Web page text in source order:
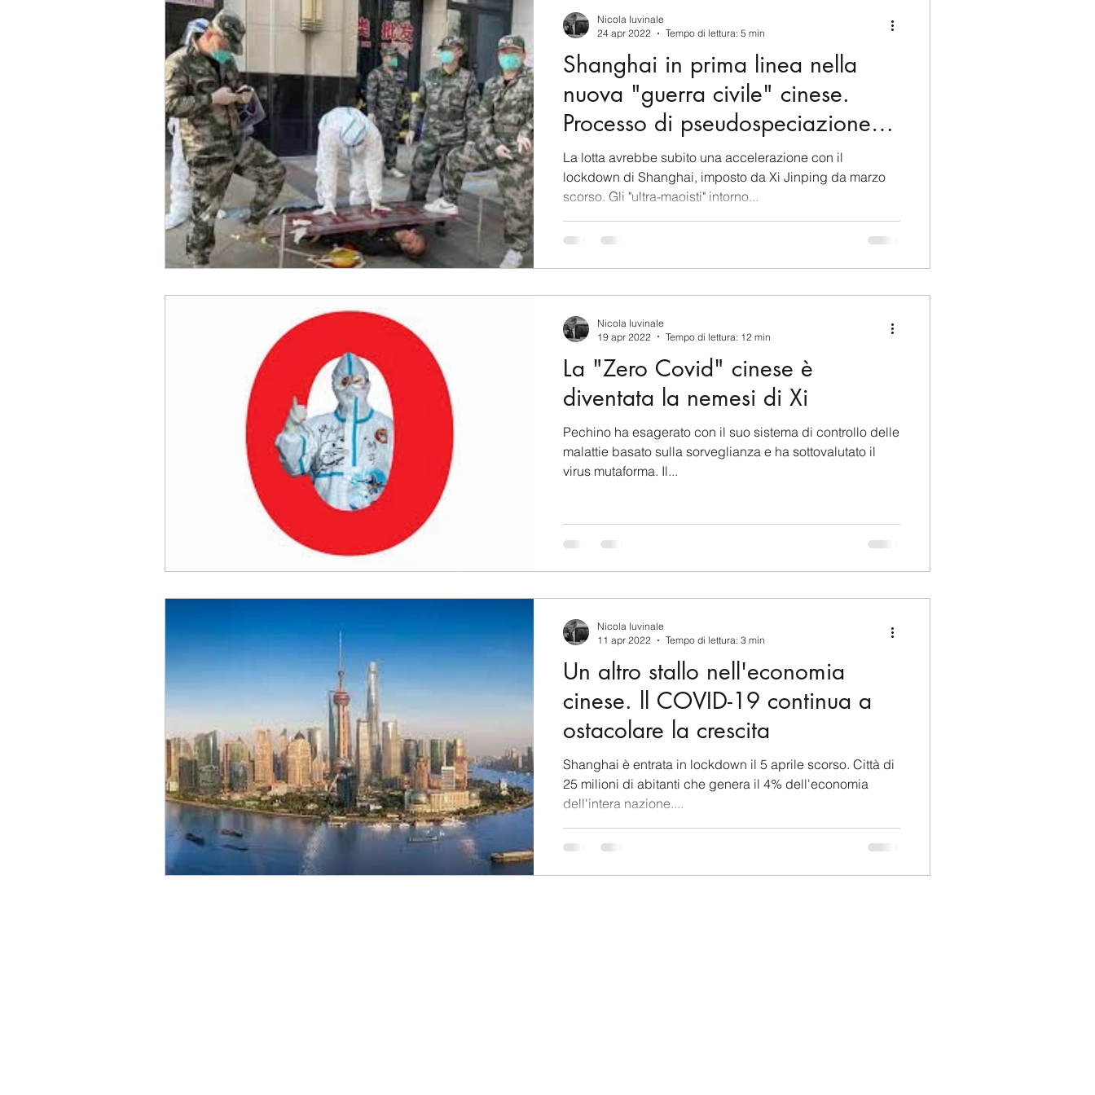
Sicurezza Nazionale CyberSecurity Information Tecnology
Indo-Pacifico Medio Oriente Cina Francia USA Nuova Zelanda Russia
Giappone Corea del Nord Corea del Sud Italia Australia Germania
Europa Covid-19 Taiwan Asia centrale Perù Alaska Polo Nord
Shanghai in prima linea nella
nuova "guerra civile" cinese.
Processo di pseudospeciazione in
atto
La lotta avrebbe subito una accelerazione con il
lockdown di Shanghai, imposto da Xi Jinping da marzo
scorso. Gli "ultra-maoisti" intorno...
Nicola Iuvinale
24 apr 2022
Tempo di lettura: 5 min
La "Zero Covid" cinese è
diventata la nemesi di Xi
Pechino ha esagerato con il suo sistema di controllo delle
malattie basato sulla sorveglianza e ha sottovalutato il
virus mutaforma. Il...
Nicola Iuvinale
19 apr 2022
Tempo di lettura: 12 min
Un altro stallo nell'economia
cinese. ll COVID-19 continua a
ostacolare la crescita
Shanghai è entrata in lockdown il 5 aprile scorso. Città di
25 milioni di abitanti che genera il 4% dell'economia
dell'intera nazione....
Nicola Iuvinale
11 apr 2022
Tempo di lettura: 3 min